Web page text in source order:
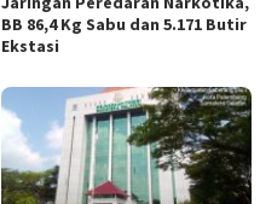
BB 86,4 Kg Sabu dan 5.171 Butir
Ekstasi